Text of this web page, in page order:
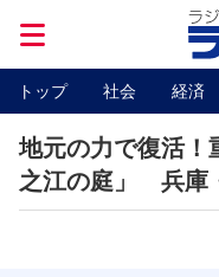
トップ 社会 経済
地元の力で復活！
之江の庭」 兵庫